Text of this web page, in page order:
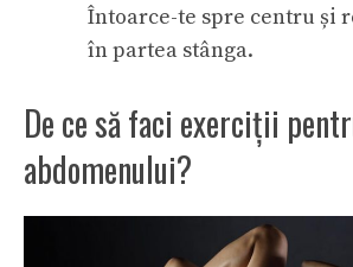
Întoarce-te spre centru și
în partea stânga.
De ce să faci exerciții
abdomenului?